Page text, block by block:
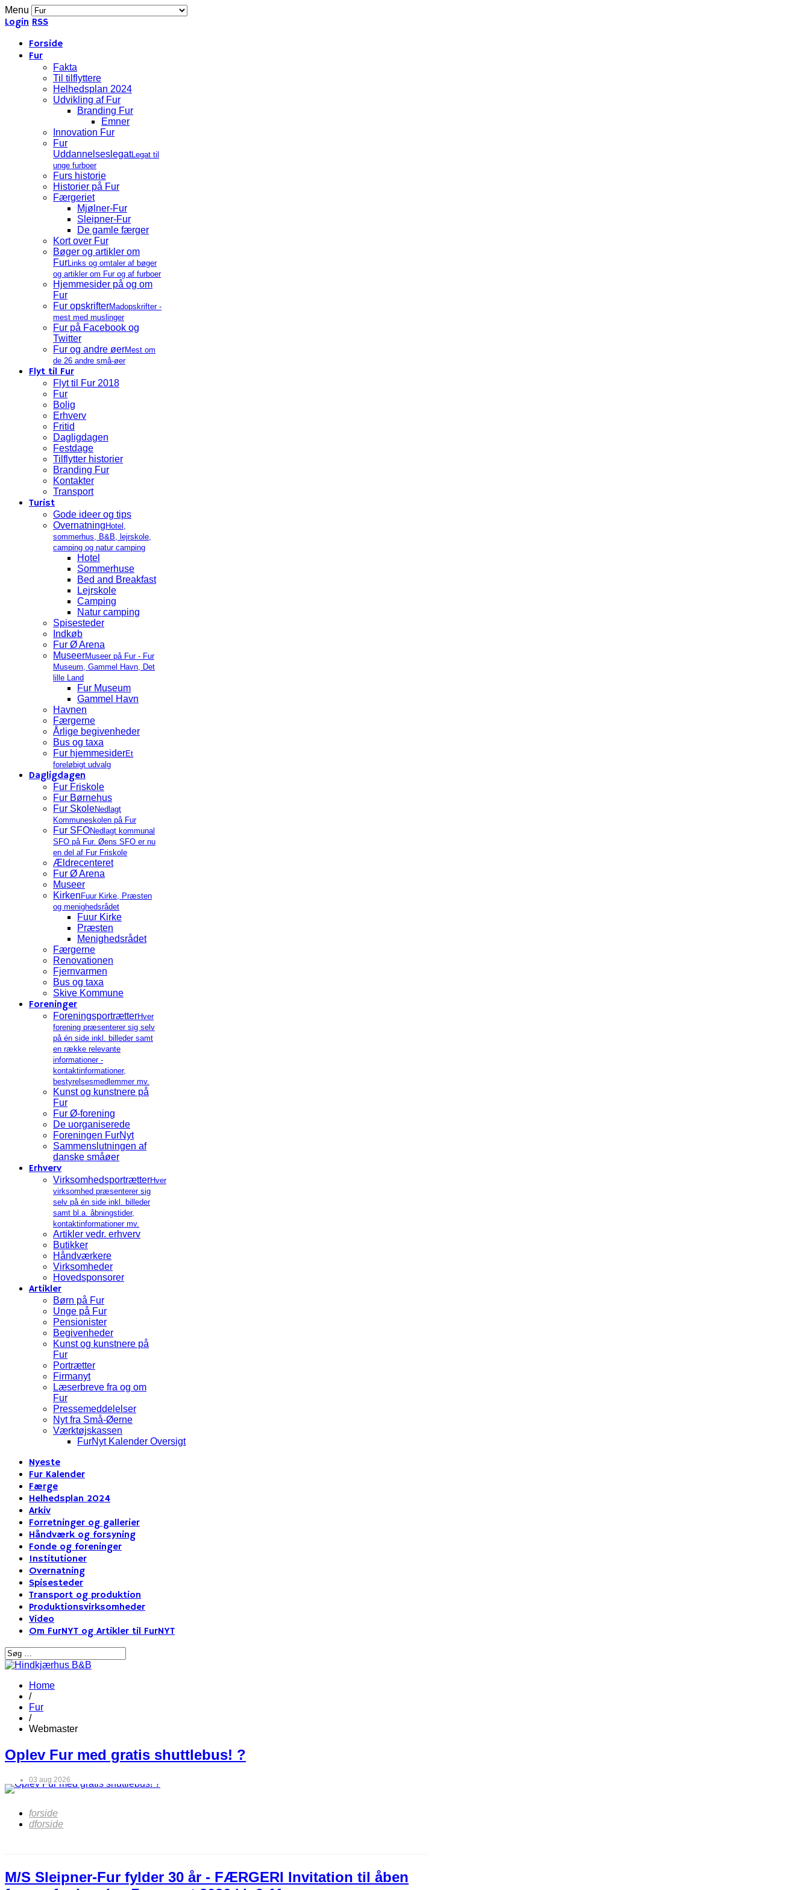
Menu
Login RSS
Forside
Fur
Fakta
Til tilflyttere
Helhedsplan 2024
Udvikling af Fur
Branding Fur
Emner
Innovation Fur
Fur
UddannelseslegatLegat til
unge furboer
Furs historie
Historier på Fur
Færgeriet
Mjølner-Fur
Sleipner-Fur
De gamle færger
Kort over Fur
Bøger og artikler om
FurLinks og omtaler af bøger
og artikler om Fur og af furboer
Hjemmesider på og om
Fur
Fur opskrifterMadopskrifter -
mest med muslinger
Fur på Facebook og
Twitter
Fur og andre øerMest om
de 26 andre små-øer
Flyt til Fur
Flyt til Fur 2018
Fur
Bolig
Erhverv
Fritid
Dagligdagen
Festdage
Tilflytter historier
Branding Fur
Kontakter
Transport
Turist
Gode ideer og tips
Overnatning Hotel,
sommerhus, B&B, lejrskole,
camping og natur camping
Hotel
Sommerhuse
Bed and Breakfast
Lejrskole
Camping
Natur camping
Spisesteder
Indkøb
Fur Ø Arena
MuseerMuseer på Fur - Fur
Museum, Gammel Havn, Det
lille Land
Fur Museum
Gammel Havn
Havnen
Færgerne
Årlige begivenheder
Bus og taxa
Fur hjemmesiderEt
foreløbigt udvalg
Dagligdagen
Fur Friskole
Fur Børnehus
Fur SkoleNedlagt
Kommuneskolen på Fur
Fur SFONedlagt kommunal
SFO på Fur. Øens SFO er nu
en del af Fur Friskole
Ældrecenteret
Fur Ø Arena
Museer
Kirken Fuur Kirke, Præsten
og menighedsrådet
Fuur Kirke
Præsten
Menighedsrådet
Færgerne
Renovationen
Fjernvarmen
Bus og taxa
Skive Kommune
Foreninger
ForeningsportrætterHver
forening præsenterer sig selv
på én side inkl. billeder samt
en række relevante
informationer -
kontaktinformationer,
bestyrelsesmedlemmer mv.
Kunst og kunstnere på
Fur
Fur Ø-forening
De uorganiserede
Foreningen FurNyt
Sammenslutningen af
danske småøer
Erhverv
VirksomhedsportrætterHver
virksomhed præsenterer sig
selv på én side inkl. billeder
samt bl.a. åbningstider,
kontaktinformationer mv.
Artikler vedr. erhverv
Butikker
Håndværkere
Virksomheder
Hovedsponsorer
Artikler
Børn på Fur
Unge på Fur
Pensionister
Begivenheder
Kunst og kunstnere på
Fur
Portrætter
Firmanyt
Læserbreve fra og om
Fur
Pressemeddelelser
Nyt fra Små-Øerne
Værktøjskassen
FurNyt Kalender Oversigt
Nyeste
Fur Kalender
Færge
Helhedsplan 2024
Arkiv
Forretninger og gallerier
Håndværk og forsyning
Fonde og foreninger
Institutioner
Overnatning
Spisesteder
Transport og produktion
Produktionsvirksomheder
Video
Om FurNYT og Artikler til FurNYT
Home
/
Fur
/
Webmaster
Oplev Fur med gratis shuttlebus! ?
03 aug 2026
forside
dforside
M/S Sleipner-Fur fylder 30 år - FÆRGERI Invitation til åben